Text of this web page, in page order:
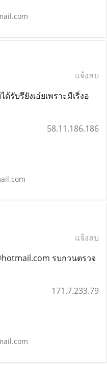
แจ้งลบ
รับรึยังเอ๋ยเพราะมีเริ่งอ
58.11.186.186
แจ้งลบ
รบกวนตรวจ
171.7.233.79